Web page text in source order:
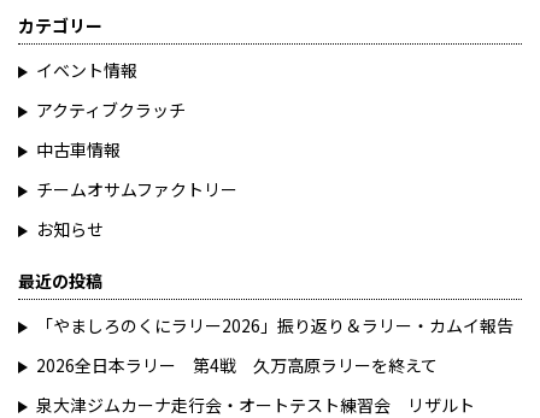
カテゴリー
イベント情報
アクティブクラッチ
中古車情報
チームオサムファクトリー
お知らせ
最近の投稿
「やましろのくにラリー2026」振り返り＆ラリー・カムイ報告
2026全日本ラリー 第4戦 久万高原ラリーを終えて
泉大津ジムカーナ走行会・オートテスト練習会 リザルト